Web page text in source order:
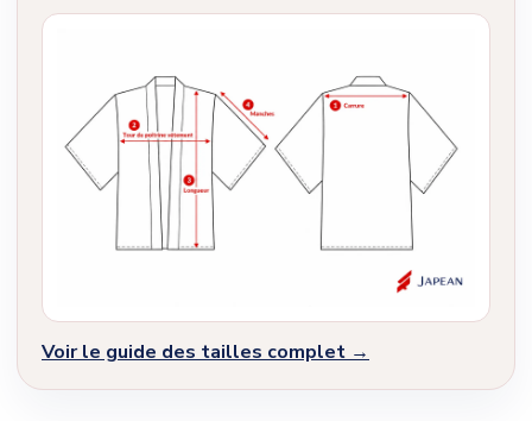
Voir le guide des tailles complet →